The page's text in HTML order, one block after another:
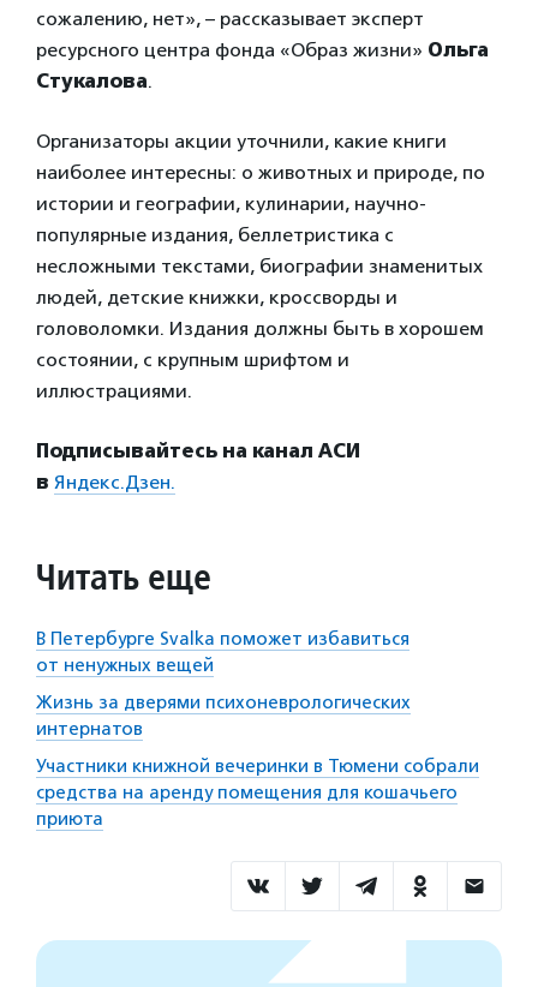
сожалению, нет», – рассказывает эксперт
ресурсного центра фонда «Образ жизни» Ольга
Стукалова.
Организаторы акции уточнили, какие книги
наиболее интересны: о животных и природе, по
истории и географии, кулинарии, научно-
популярные издания, беллетристика с
несложными текстами, биографии знаменитых
людей, детские книжки, кроссворды и
головоломки. Издания должны быть в хорошем
состоянии, с крупным шрифтом и
иллюстрациями.
Подписывайтесь на канал АСИ
в Яндекс.Дзен.
Читать еще
В Петербурге Svalka поможет избавиться
от ненужных вещей
Жизнь за дверями психоневрологических
интернатов
Участники книжной вечеринки в Тюмени собрали
средства на аренду помещения для кошачьего
приюта